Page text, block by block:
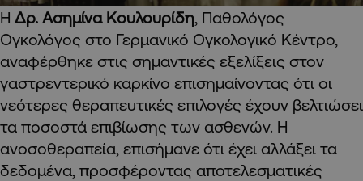
Η Δρ. Ασημίνα Κουλουρίδη, Παθολόγος
Ογκολόγος στο Γερμανικό Ογκολογικό Κέντρο,
αναφέρθηκε στις σημαντικές εξελίξεις στον
γαστρεντερικό καρκίνο επισημαίνοντας ότι οι
νεότερες θεραπευτικές επιλογές έχουν βελτιώσει
τα ποσοστά επιβίωσης των ασθενών. Η
ανοσοθεραπεία, επισήμανε ότι έχει αλλάξει τα
δεδομένα, προσφέροντας αποτελεσματικές